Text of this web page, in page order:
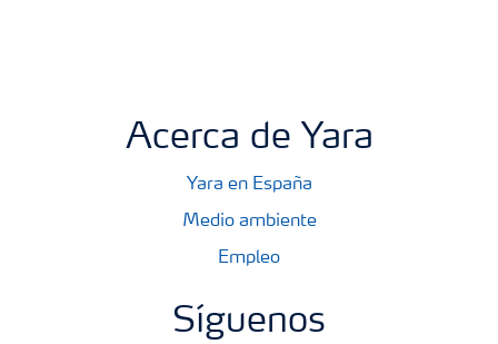
Acerca de Yara
Yara en España
Medio ambiente
Empleo
Síguenos